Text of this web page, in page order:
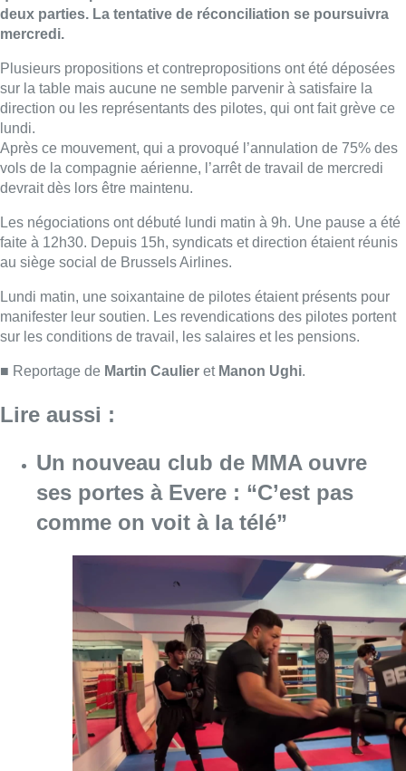
deux parties. La tentative de réconciliation se poursuivra
mercredi.
Plusieurs propositions et contrepropositions ont été déposées
sur la table mais aucune ne semble parvenir à satisfaire la
direction ou les représentants des pilotes, qui ont fait grève ce
lundi.
Après ce mouvement, qui a provoqué l’annulation de 75% des
vols de la compagnie aérienne, l’arrêt de travail de mercredi
devrait dès lors être maintenu.
Les négociations ont débuté lundi matin à 9h. Une pause a été
faite à 12h30. Depuis 15h, syndicats et direction étaient réunis
au siège social de Brussels Airlines.
Lundi matin, une soixantaine de pilotes étaient présents pour
manifester leur soutien. Les revendications des pilotes portent
sur les conditions de travail, les salaires et les pensions.
■ Reportage de Martin Caulier et Manon Ughi.
Lire aussi :
Un nouveau club de MMA ouvre
ses portes à Evere : “C’est pas
comme on voit à la télé”